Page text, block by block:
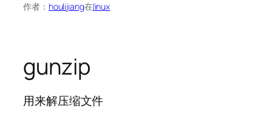
作者： houlijiang在linux
gunzip
用来解压缩文件